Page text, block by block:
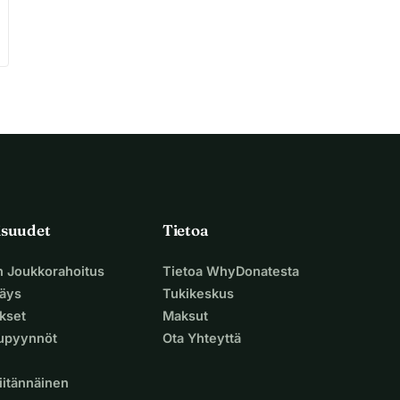
Joukkorahoitus
Tietoa
Tietoa WhyDonatesta
Tukikeskus
Maksut
Ota Yhteyttä